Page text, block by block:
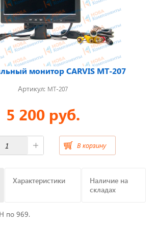
Акции. Скидки.
Спецпредложения.
Узнать подробнее...
вопросы
панели
трекеры
монитор CARVIS MT-207
Артикул: MT-207
5 200 руб.
В корзину
Характеристики
Наличие на
складах
по 969.